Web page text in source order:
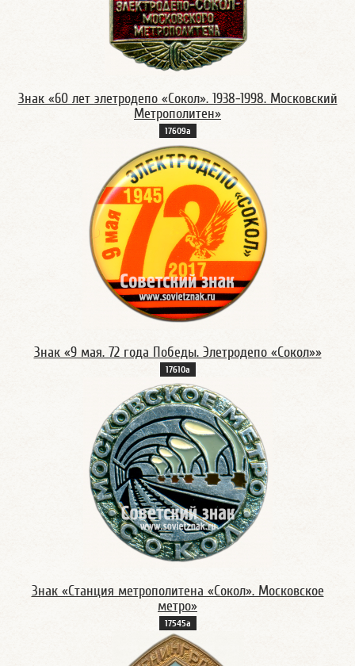
Знак «60 лет элетродепо «Сокол». 1938-1998. Московский
Метрополитен»
17609а
Знак «9 мая. 72 года Победы. Элетродепо «Сокол»»
17610а
Знак «Станция метрополитена «Сокол». Московское
метро»
17545а